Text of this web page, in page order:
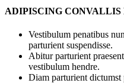
ADIPISCING
Vestibulum penatibus
parturient suspendisse.
Abitur parturient
vestibulum hendre.
Diam parturient dictumst